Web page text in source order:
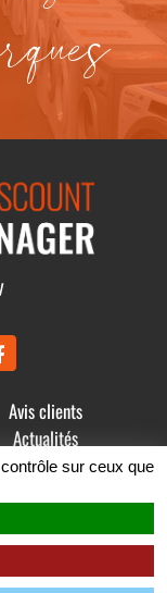
Avis clients
Actualités
Contact
-
de Vente
sur ceux que